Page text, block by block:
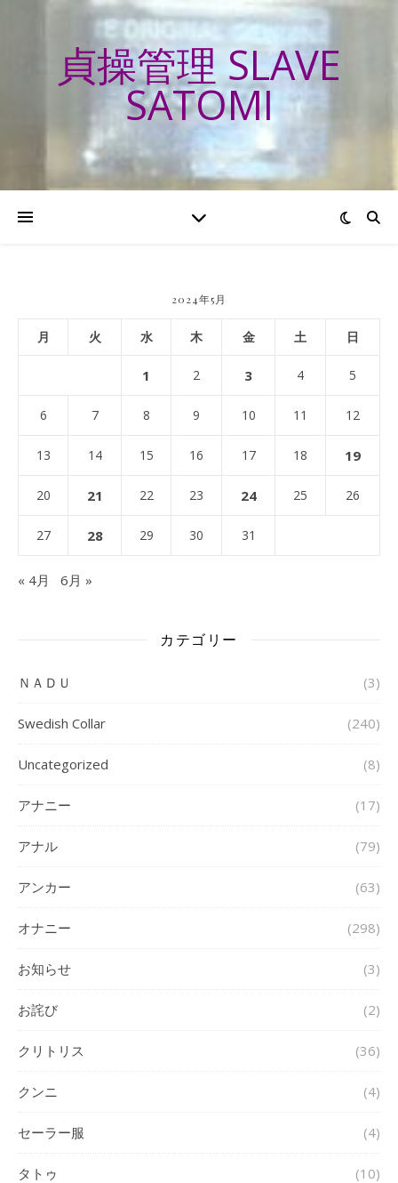
貞操管理 SLAVE
SATOMI
2024年5月
月 火 水 木 金 土 日
1 2 3 4 5
6 7 8 9 10 11 12
13 14 15 16 17 18 19
20 21 22 23 24 25 26
27 28 29 30 31
« 4月 6月 »
カテゴリー
ＮＡＤＵ (3)
Swedish Collar (240)
Uncategorized (8)
アナニー (17)
アナル (79)
アンカー (63)
オナニー (298)
お知らせ (3)
お詫び (2)
クリトリス (36)
クンニ (4)
セーラー服 (4)
タトゥ (10)